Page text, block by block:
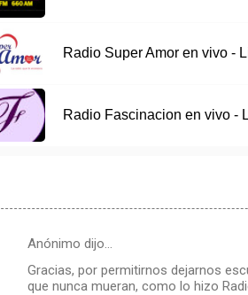
Radio Super Amor en vivo -
Radio Fascinacion en vivo -
Anónimo dijo…
Gracias, por permitirnos dejarnos
que nunca mueran, como lo hizo